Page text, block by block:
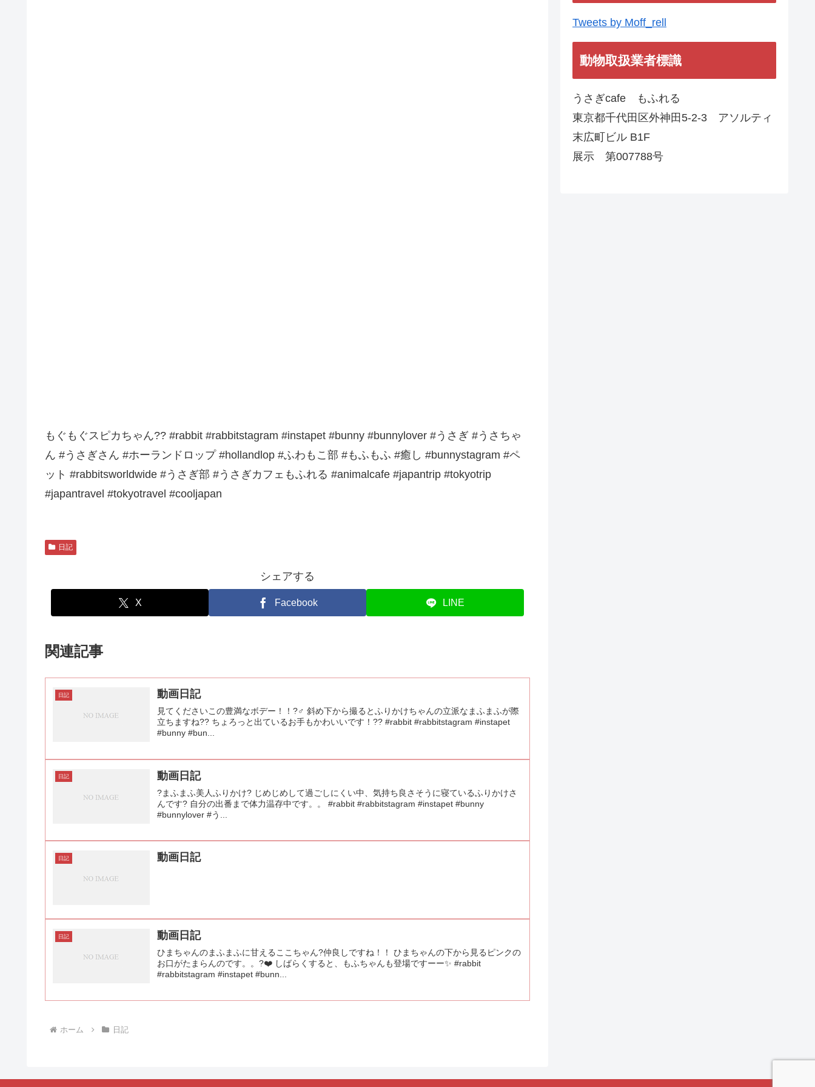
もぐもぐスピカちゃん?? #rabbit #rabbitstagram #instapet #bunny #bunnylover #うさぎ #うさちゃ
ん #うさぎさん #ホーランドロップ #hollandlop #ふわもこ部 #もふもふ #癒し #bunnystagram #ペ
ット #rabbitsworldwide #うさぎ部 #うさぎカフェもふれる #animalcafe #japantrip #tokyotrip
#japantravel #tokyotravel #cooljapan
日記
シェアする
X Facebook LINE
関連記事
日記 動画日記
見てくださいこの豊満なボデー！！?‍♂️ 斜め下から撮るとふりかけちゃんの立派なまふまふが際
立ちますね?? ちょろっと出ているお手もかわいいです！?? #rabbit #rabbitstagram #instapet
#bunny #bun...
日記 動画日記
?まふまふ美人ふりかけ? じめじめして過ごしにくい中、気持ち良さそうに寝ているふりかけさ
んです? 自分の出番まで体力温存中です。。 #rabbit #rabbitstagram #instapet #bunny
#bunnylover #う...
日記 動画日記
日記 動画日記
ひまちゃんのまふまふに甘えるここちゃん?仲良しですね！！ ひまちゃんの下から見るピンクの
お口がたまらんのです。。?❤️ しばらくすると、もふちゃんも登場ですーー✨ #rabbit
#rabbitstagram #instapet #bunn...
ホーム 日記
Tweets by Moff_rell
動物取扱業者標識
うさぎcafe もふれる
東京都千代田区外神田5-2-3 アソルティ
末広町ビル B1F
展示 第007788号